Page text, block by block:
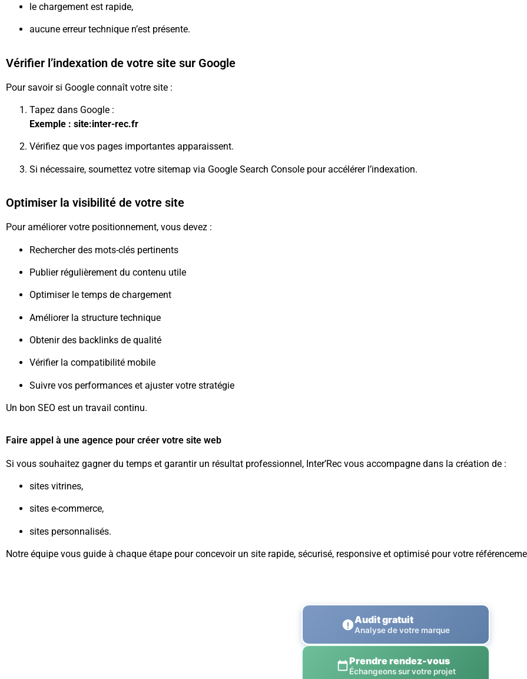
le chargement est rapide,
aucune erreur technique n’est présente.
Vérifier l’indexation de votre site sur Google
Pour savoir si Google connaît votre site :
Tapez dans Google :
Exemple : site:inter-rec.fr
Vérifiez que vos pages importantes apparaissent.
Si nécessaire, soumettez votre sitemap via Google Search Console pour accélérer l’indexation.
Optimiser la visibilité de votre site
Pour améliorer votre positionnement, vous devez :
Rechercher des mots-clés pertinents
Publier régulièrement du contenu utile
Optimiser le temps de chargement
Améliorer la structure technique
Obtenir des backlinks de qualité
Vérifier la compatibilité mobile
Suivre vos performances et ajuster votre stratégie
Un bon SEO est un travail continu.
Faire appel à une agence pour créer votre site web
Si vous souhaitez gagner du temps et garantir un résultat professionnel, Inter’Rec vous accompagne dans la création de :
sites vitrines,
sites e-commerce,
sites personnalisés.
Notre équipe vous guide à chaque étape pour concevoir un site rapide, sécurisé, responsive et optimisé pour votre
Audit gratuit
Analyse de votre marque
Prendre rendez-vous
Échangeons sur votre projet